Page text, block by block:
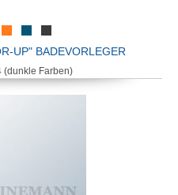
UP" BADEVORLEGER
(dunkle Farben)